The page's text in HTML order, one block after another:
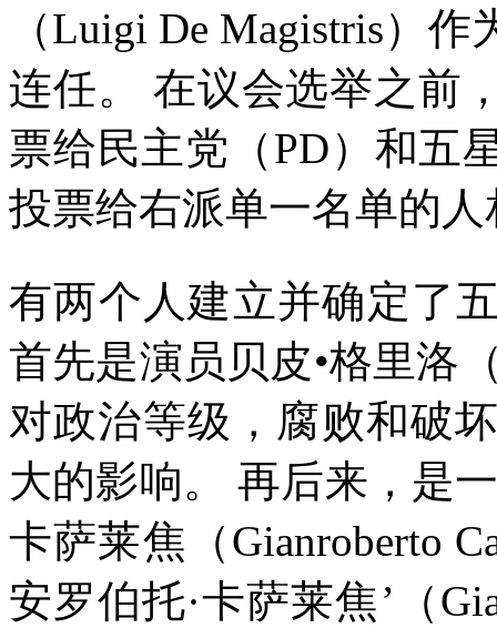
（Luigi De Magistris）作
连任。
在议会选举之前
票给民主党（PD）和五
投票给右派单一名单的
有两个人建立并确定了
首先是演员贝皮•格里洛
对政治等级，腐败和破
大的影响。
再后来，是
卡萨莱焦（Gianroberto
安罗伯托·卡萨莱焦’（